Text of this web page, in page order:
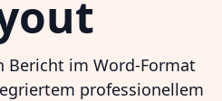
Bericht im Word-Format
professionellem